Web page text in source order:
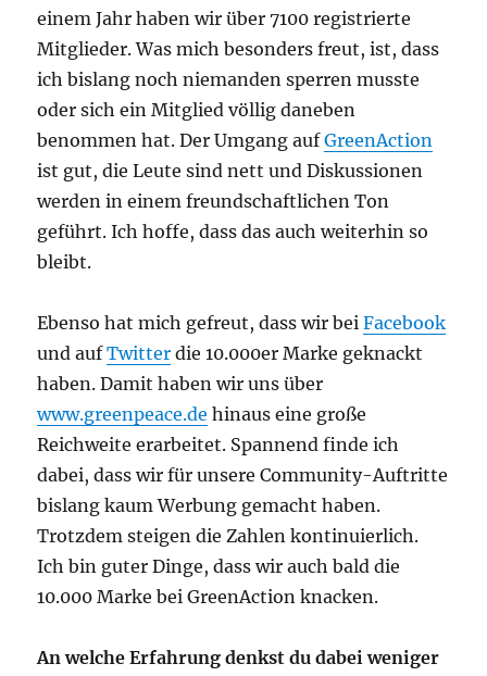
einem Jahr haben wir über 7100 registrierte
Mitglieder. Was mich besonders freut, ist, dass
ich bislang noch niemanden sperren musste
oder sich ein Mitglied völlig daneben
benommen hat. Der Umgang aufGreenAction
ist gut, die Leute sind nett und Diskussionen
werden in einem freundschaftlichen Ton
geführt. Ich hoffe, dass das auch weiterhin so
bleibt.
Ebenso hat mich gefreut, dass wir beiFacebook
und aufTwitter die 10.000er Marke geknackt
haben. Damit haben wir uns über
www.greenpeace.de hinaus eine große
Reichweite erarbeitet. Spannend finde ich
dabei, dass wir für unsere Community-Auftritte
bislang kaum Werbung gemacht haben.
Trotzdem steigen die Zahlen kontinuierlich.
Ich bin guter Dinge, dass wir auch bald die
10.000 Marke bei GreenAction knacken.
An welche Erfahrung denkst du dabei weniger